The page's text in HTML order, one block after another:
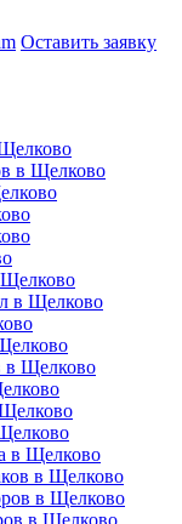
Оставить заявку
в Щелково
в Щелково
в Щелково
в Щелково
в Щелково
в Щелково
в Щелково